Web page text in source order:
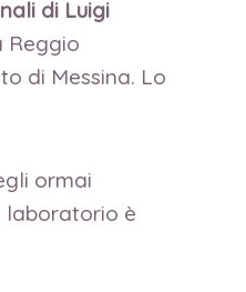
di Luigi
Reggio
di Messina. Lo
ormai
laboratorio è